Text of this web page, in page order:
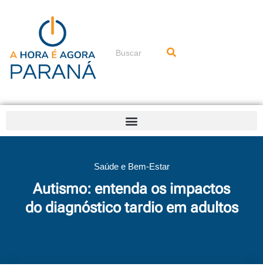
conteúdo
Pesquisar
Saúde e Bem-Estar
Autismo: entenda os impactos
do diagnóstico tardio em adultos